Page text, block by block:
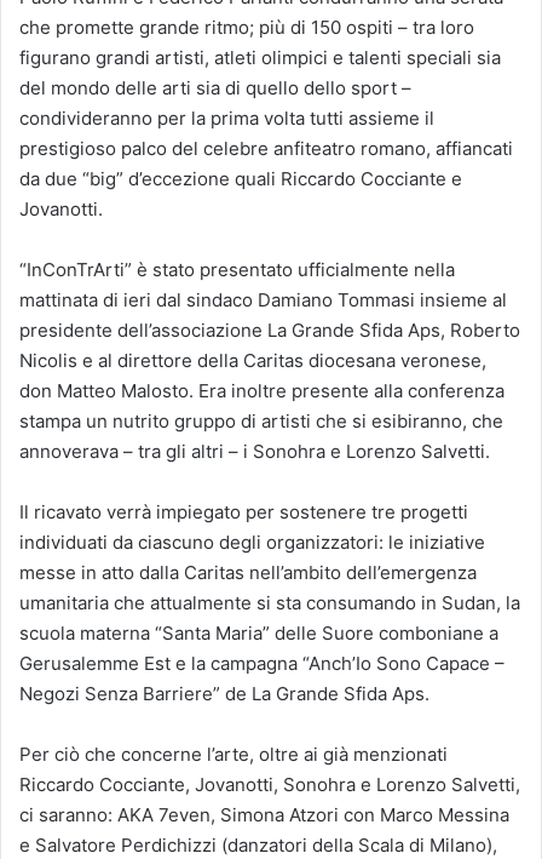
che promette grande ritmo; più di 150 ospiti – tra loro
figurano grandi artisti, atleti olimpici e talenti speciali sia
del mondo delle arti sia di quello dello sport –
condivideranno per la prima volta tutti assieme il
prestigioso palco del celebre anfiteatro romano, affiancati
da due “big” d’eccezione quali Riccardo Cocciante e
Jovanotti.
“InConTrArti” è stato presentato ufficialmente nella
mattinata di ieri dal sindaco Damiano Tommasi insieme al
presidente dell’associazione La Grande Sfida Aps, Roberto
Nicolis e al direttore della Caritas diocesana veronese,
don Matteo Malosto. Era inoltre presente alla conferenza
stampa un nutrito gruppo di artisti che si esibiranno, che
annoverava – tra gli altri – i Sonohra e Lorenzo Salvetti.
Il ricavato verrà impiegato per sostenere tre progetti
individuati da ciascuno degli organizzatori: le iniziative
messe in atto dalla Caritas nell’ambito dell’emergenza
umanitaria che attualmente si sta consumando in Sudan, la
scuola materna “Santa Maria” delle Suore comboniane a
Gerusalemme Est e la campagna “Anch’Io Sono Capace –
Negozi Senza Barriere” de La Grande Sfida Aps.
Per ciò che concerne l’arte, oltre ai già menzionati
Riccardo Cocciante, Jovanotti, Sonohra e Lorenzo Salvetti,
ci saranno: AKA 7even, Simona Atzori con Marco Messina
e Salvatore Perdichizzi (danzatori della Scala di Milano),